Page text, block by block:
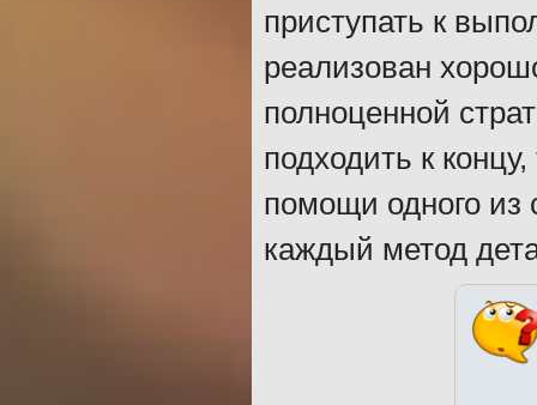
приступать к
реализован
полноценной
подходить к
помощи одного из
каждый метод